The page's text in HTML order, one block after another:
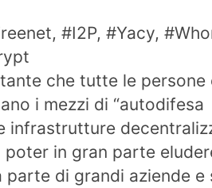
#I2P, #Yacy,
che tutte le persone
i mezzi di “autodifesa
infrastrutture
in gran parte
parte di grandi aziende e